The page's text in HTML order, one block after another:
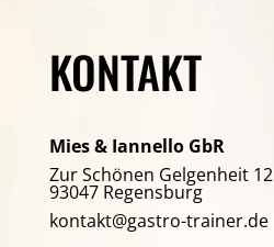
KONTAKT
Mies & Iannello GbR
Zur Schönen Gelgenheit 12
93047 Regensburg
kontakt@gastro-trainer.de